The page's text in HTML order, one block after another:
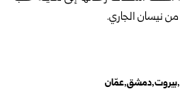
بيروت دمشق عمّان